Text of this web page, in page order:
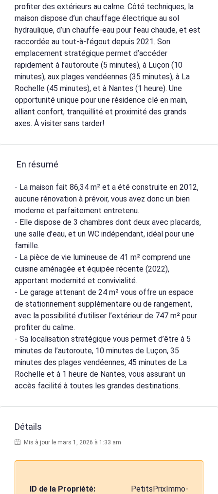
profiter des extérieurs au calme. Côté techniques, la
maison dispose d’un chauffage électrique au sol
hydraulique, d’un chauffe-eau pour l’eau chaude, et est
raccordée au tout-à-l’égout depuis 2021. Son
emplacement stratégique permet d’accéder
rapidement à l’autoroute (5 minutes), à Luçon (10
minutes), aux plages vendéennes (35 minutes), à La
Rochelle (45 minutes), et à Nantes (1 heure). Une
opportunité unique pour une résidence clé en main,
alliant confort, tranquillité et proximité des grands
axes. À visiter sans tarder!
En résumé
- La maison fait 86,34 m² et a été construite en 2012,
aucune rénovation à prévoir, vous avez donc un bien
moderne et parfaitement entretenu.
- Elle dispose de 3 chambres dont deux avec placards,
une salle d’eau, et un WC indépendant, idéal pour une
famille.
- La pièce de vie lumineuse de 41 m² comprend une
cuisine aménagée et équipée récente (2022),
apportant modernité et convivialité.
- Le garage attenant de 24 m² vous offre un espace
de stationnement supplémentaire ou de rangement,
avec la possibilité d’utiliser l’extérieur de 747 m² pour
profiter du calme.
- Sa localisation stratégique vous permet d’être à 5
minutes de l’autoroute, 10 minutes de Luçon, 35
minutes des plages vendéennes, 45 minutes de La
Rochelle et à 1 heure de Nantes, vous assurant un
accès facilité à toutes les grandes destinations.
Détails
Mis à jour le mars 1, 2026 à 1:33 am
ID de la Propriété:
PetitsPrixImmo-